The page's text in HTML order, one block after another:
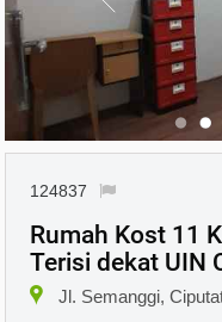
124837
Rumah Kost 11
Terisi dekat UIN
Jl. Semanggi,